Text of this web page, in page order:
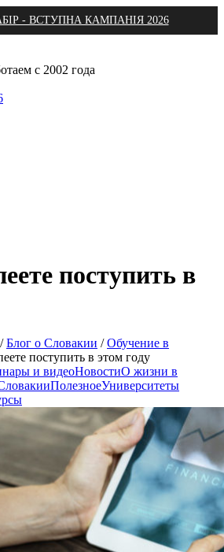
- ВСТУПНА КАМПАНІЯ 2026
с 2002 года
поступить в
/Блог о Словакии /Обучение в
поступить в этом году
и видеоНовостиО жизни в
ПолезноеУниверситеты